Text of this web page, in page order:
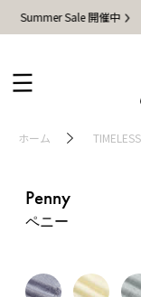
Sale 開催中
ホーム
Penny
ペニー